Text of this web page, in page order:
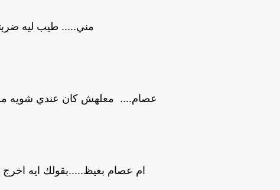
مني..... طيب ليه
عصام.... معلهش كان عندي شويه
ام عصام بغيظ.....بقولك ايه اخرج